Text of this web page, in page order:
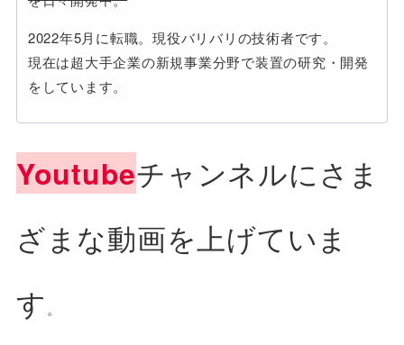
2022年5月に転職。現役バリバリの技術者です。
現在は超大手企業の新規事業分野で装置の研究・開発
をしています。
Youtubeチャンネルにさま
ざまな動画を上げていま
す 。